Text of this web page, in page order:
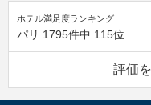
ホテル満足度ランキング
パリ 1795件中 115位
評価